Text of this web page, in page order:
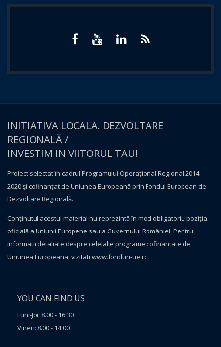
INITIATIVA LOCALA. DEZVOLTARE
REGIONALĂ /
INVESTIM IN VIITORUL TAU!
Proiect selectat în cadrul Programului Operațional Regional 2014-
2020 și cofinanțat de Uniunea Europeană prin Fondul European de
Dezvoltare Regională.
Conţinutul acestui material nu reprezintă în mod obligatoriu poziţia
oficială a Uniunii Europene sau a Guvernului României. Pentru
informatii detaliate despre celelalte programe cofinantate de
Uniunea Europeana, vizitati www.fonduri-ue.ro
YOU CAN FIND US
Luni-Joi: 8.00 - 16.30
Vineri: 8.00 - 14.00